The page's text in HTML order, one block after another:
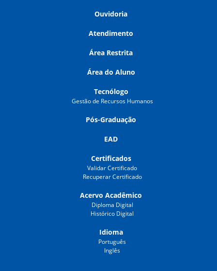
Ouvidoria
Atendimento
Área Restrita
Área do Aluno
Tecnólogo
Gestão de Recursos Humanos
Pós-Graduação
EAD
Certificados
Validar Certificado
Recuperar Certificado
Acervo Acadêmico
Diploma Digital
Histórico Digital
Idioma
Português
Inglês